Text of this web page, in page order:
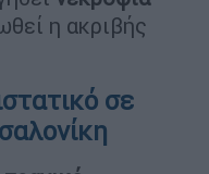
η ακριβής
σε